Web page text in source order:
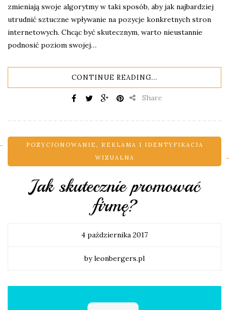
zmieniają swoje algorytmy w taki sposób, aby jak najbardziej
utrudnić sztuczne wpływanie na pozycje konkretnych stron
internetowych. Chcąc być skutecznym, warto nieustannie
podnosić poziom swojej…
CONTINUE READING...
Share
POZYCJONOWANIE ,
REKLAMA I IDENTYFIKACJA
WIZUALNA
Jak skutecznie promować
firmę?
4 października 2017
by leonbergers.pl